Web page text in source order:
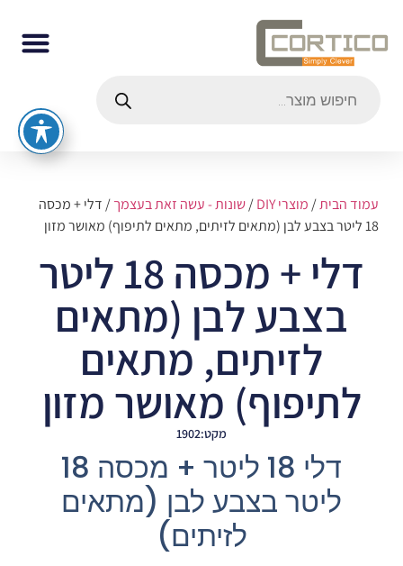
עמוד הבית/מוצרי DIY /שונות - עשה זאת בעצמך/ דלי + מכסה
18 ליטר בצבע לבן (מתאים לזיתים, מתאים לתיפוף) מאושר מזון
דלי + מכסה 18 ליטר
בצבע לבן (מתאים
לזיתים, מתאים
לתיפוף) מאושר מזון
מקט:1902
דלי 18 ליטר + מכסה 18
ליטר בצבע לבן (מתאים
לזיתים)